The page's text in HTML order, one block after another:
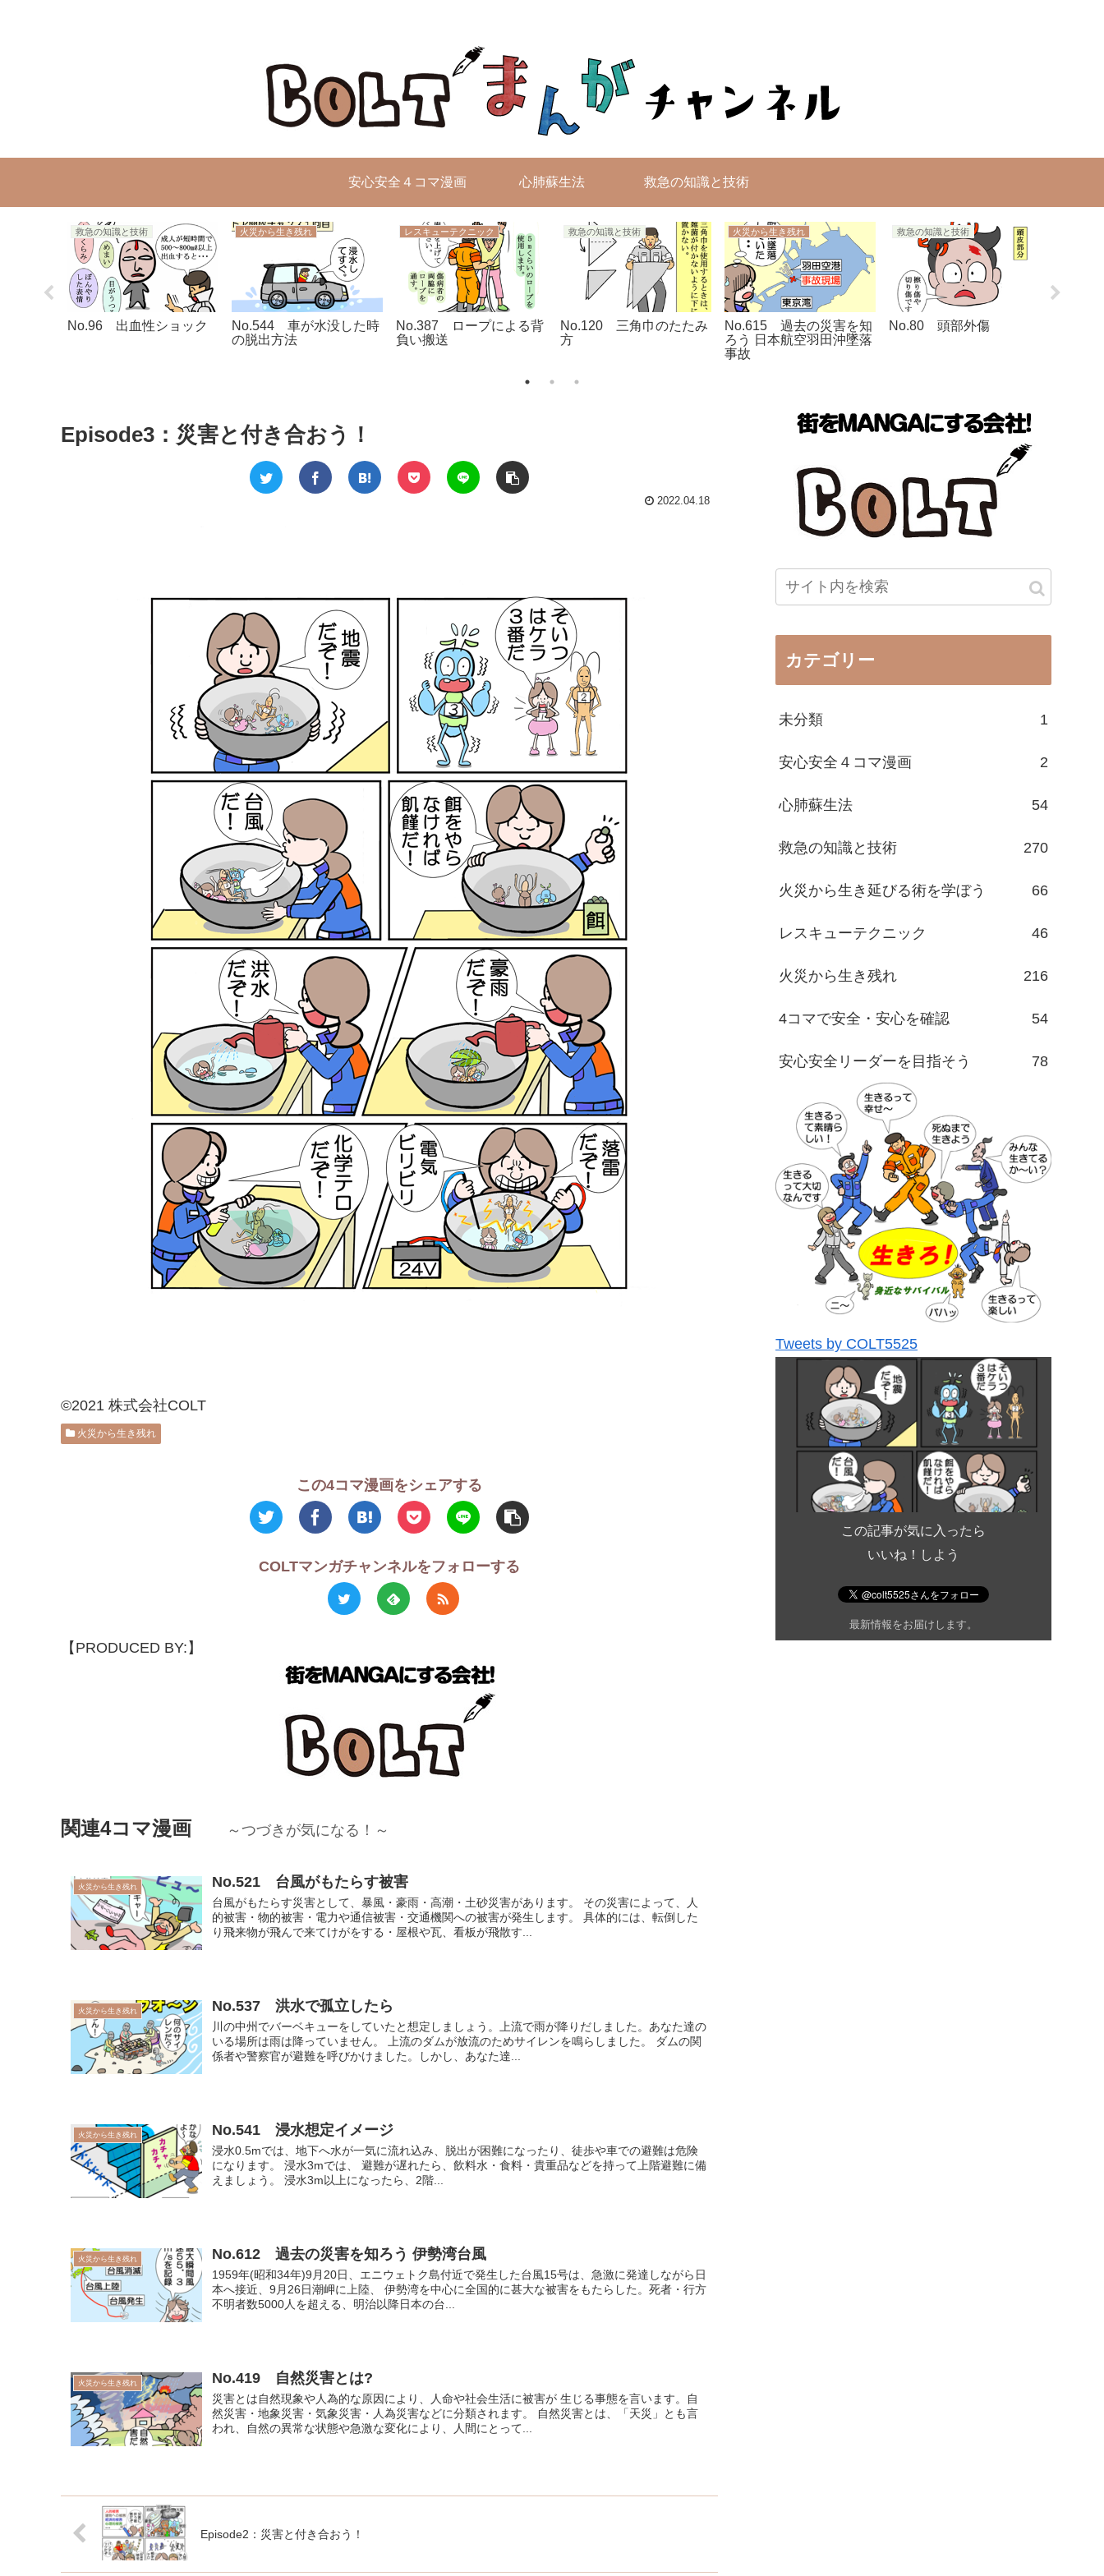
安心安全４コマ漫画 心肺蘇生法 救急の知識と技術
救急の知識と技術
No.96 出血性ショック
火災から生き残れ
No.544 車が水没した時
の脱出方法
レスキューテクニック
No.387 ロープによる背
負い搬送
救急の知識と技術
No.120 三角巾のたたみ
方
火災から生き残れ
No.615 過去の災害を知
ろう 日本航空羽田沖墜落
事故
救急の知識と技術
No.80 頭部外傷
Episode3：災害と付き合おう！
2022.04.18
©2021 株式会社COLT
火災から生き残れ
この4コマ漫画をシェアする
COLTマンガチャンネルをフォローする
【PRODUCED BY:】
関連4コマ漫画 ～つづきが気になる！～
火災から生き残れ No.521 台風がもたらす被害
台風がもたらす災害として、暴風・豪雨・高潮・土砂災害があります。 その災害によって、人
的被害・物的被害・電力や通信被害・交通機関への被害が発生します。 具体的には、転倒した
り飛来物が飛んで来てけがをする・屋根や瓦、看板が飛散す...
火災から生き残れ No.537 洪水で孤立したら
川の中州でバーベキューをしていたと想定しましょう。上流で雨が降りだしました。あなた達の
いる場所は雨は降っていません。 上流のダムが放流のためサイレンを鳴らしました。 ダムの関
係者や警察官が避難を呼びかけました。しかし、あなた達...
火災から生き残れ No.541 浸水想定イメージ
浸水0.5mでは、地下へ水が一気に流れ込み、脱出が困難になったり、徒歩や車での避難は危険
になります。 浸水3mでは、 避難が遅れたら、飲料水・食料・貴重品などを持って上階避難に備
えましょう。 浸水3m以上になったら、2階...
火災から生き残れ No.612 過去の災害を知ろう 伊勢湾台風
1959年(昭和34年)9月20日、エニウェトク島付近で発生した台風15号は、急激に発達しながら日
本へ接近、9月26日潮岬に上陸、 伊勢湾を中心に全国的に甚大な被害をもたらした。死者・行方
不明者数5000人を超える、明治以降日本の台...
火災から生き残れ No.419 自然災害とは?
災害とは自然現象や人為的な原因により、人命や社会生活に被害が 生じる事態を言います。自
然災害・地象災害・気象災害・人為災害などに分類されます。 自然災害とは、「天災」とも言
われ、自然の異常な状態や急激な変化により、人間にとって...
Episode2：災害と付き合おう！
カテゴリー
未分類 1
安心安全４コマ漫画 2
心肺蘇生法 54
救急の知識と技術 270
火災から生き延びる術を学ぼう 66
レスキューテクニック 46
火災から生き残れ 216
4コマで安全・安心を確認 54
安心安全リーダーを目指そう 78
Tweets by COLT5525
この記事が気に入ったら
いいね！しよう
最新情報をお届けします。